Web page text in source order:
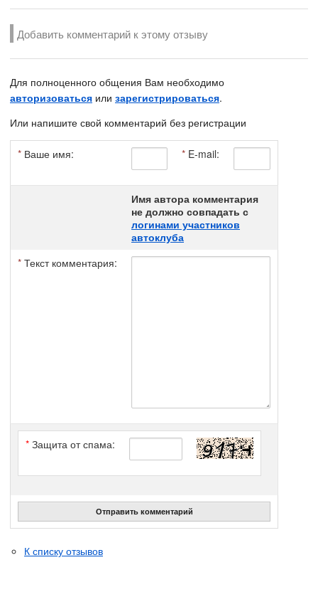
Добавить комментарий к этому отзыву
Для полноценного общения Вам необходимо
авторизоваться или зарегистрироваться.
Или напишите свой комментарий без регистрации
* Ваше имя: * E-mail:
Имя автора комментария
не должно совпадать с
логинами участников
автоклуба
* Текст комментария:
* Защита от спама:
Отправить комментарий
К списку отзывов